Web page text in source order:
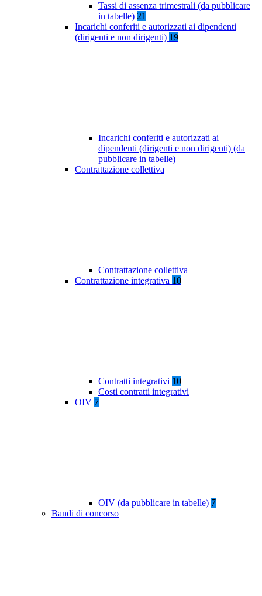
Tassi di assenza trimestrali (da pubblicare
in tabelle) 21
Incarichi conferiti e autorizzati ai dipendenti
(dirigenti e non dirigenti) 19
Incarichi conferiti e autorizzati ai
dipendenti (dirigenti e non dirigenti) (da
pubblicare in tabelle)
Contrattazione collettiva
Contrattazione collettiva
Contrattazione integrativa 10
Contratti integrativi 10
Costi contratti integrativi
OIV 7
OIV (da pubblicare in tabelle) 7
Bandi di concorso